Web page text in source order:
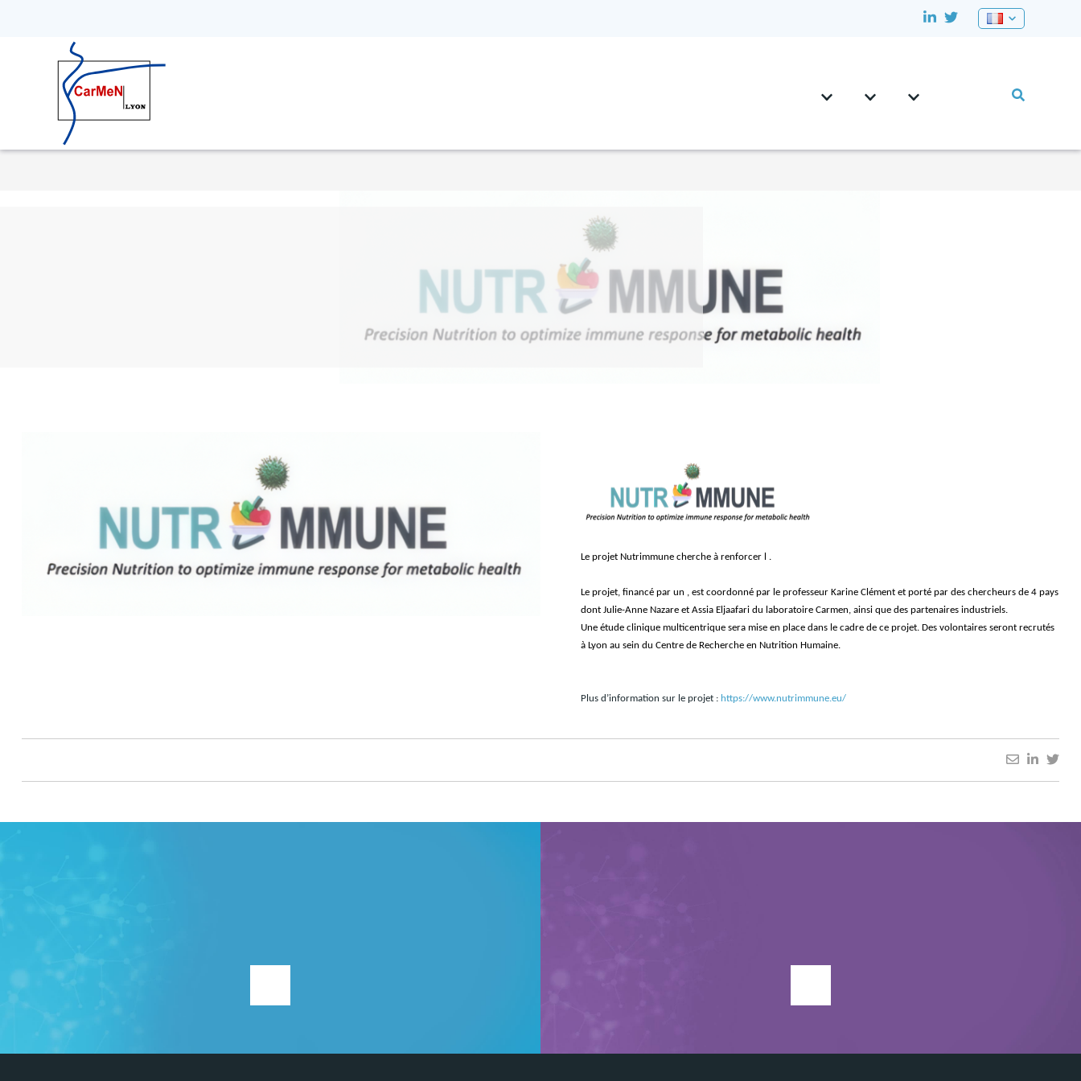
Le projet Nutrimmune cherche à renforcer l .
Le projet, financé par un , est coordonné par le professeur Karine Clément et porté par des chercheurs de 4 pays
dont Julie-Anne Nazare et Assia Eljaafari du laboratoire Carmen, ainsi que des partenaires industriels.
Une étude clinique multicentrique sera mise en place dans le cadre de ce projet. Des volontaires seront recrutés
à Lyon au sein du Centre de Recherche en Nutrition Humaine.
Plus d’information sur le projet : https://www.nutrimmune.eu/